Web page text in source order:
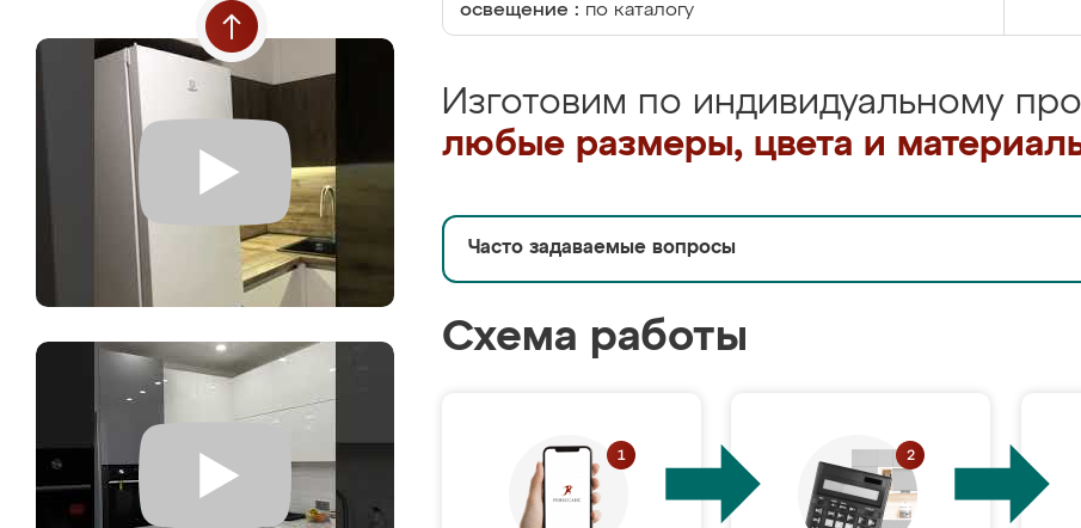
освещение : по каталогу
Изготовим по индивидуальному
любые размеры, цвета и
Часто задаваемые вопросы
Схема работы